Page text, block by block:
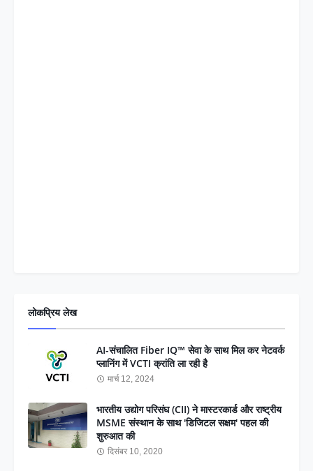
लोकप्रिय लेख
AI-संचालित Fiber IQ™ सेवा के साथ मिल कर नेटवर्क
प्लानिंग में VCTI क्रांति ला रही है
मार्च 12, 2024
भारतीय उद्योग परिसंघ (CII) ने मास्टरकार्ड और राष्ट्रीय
MSME संस्थान के साथ 'डिजिटल सक्षम' पहल की
शुरुआत की
दिसंबर 10, 2020